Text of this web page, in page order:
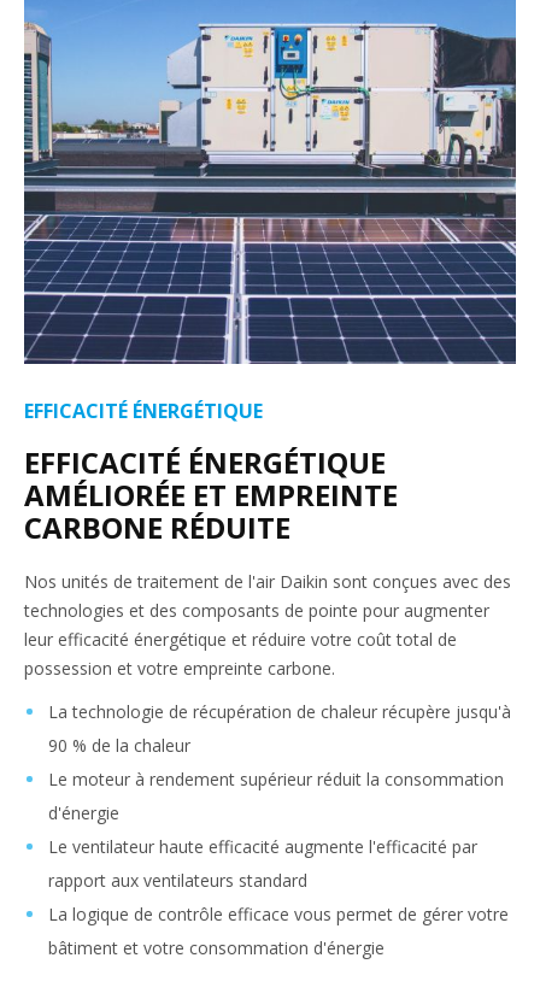
EFFICACITÉ ÉNERGÉTIQUE
EFFICACITÉ ÉNERGÉTIQUE
AMÉLIORÉE ET EMPREINTE
CARBONE RÉDUITE
Nos unités de traitement de l'air Daikin sont conçues avec des
technologies et des composants de pointe pour augmenter
leur efficacité énergétique et réduire votre coût total de
possession et votre empreinte carbone.
La technologie de récupération de chaleur récupère jusqu'à
90 % de la chaleur
Le moteur à rendement supérieur réduit la consommation
d'énergie
Le ventilateur haute efficacité augmente l'efficacité par
rapport aux ventilateurs standard
La logique de contrôle efficace vous permet de gérer votre
bâtiment et votre consommation d'énergie